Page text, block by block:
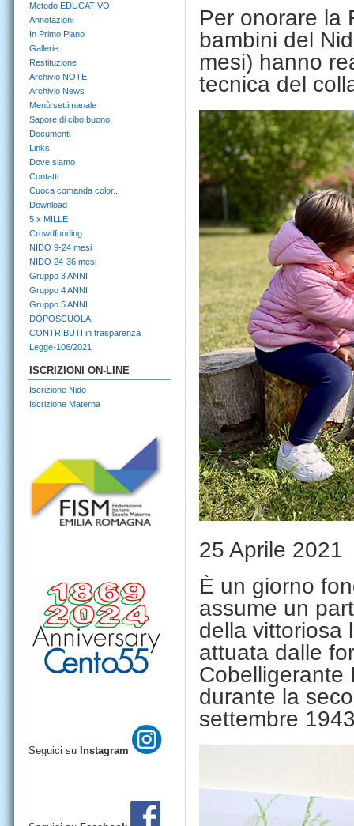
Per onorare la
bambini del
mesi) hanno
tecnica del
25 Aprile 2021
È un giorno
assume un
della vittoriosa
attuata dalle
Cobelligerante
durante la
settembre
Metodo EDUCATIVO
Annotazioni
In Primo Piano
Gallerie
Restituzione
Archivio NOTE
Archivio News
Menù settimanale
Sapore di cibo buono
Documenti
Links
Dove siamo
Contatti
Cuoca comanda color...
Download
5 x MILLE
Crowdfunding
NIDO 9-24 mesi
NIDO 24-36 mesi
Gruppo 3 ANNI
Gruppo 4 ANNI
Gruppo 5 ANNI
DOPOSCUOLA
CONTRIBUTI in trasparenza
Legge-106/2021
ISCRIZIONI ON-LINE
Iscrizione Nido
Iscrizione Materna
Seguici su Instagram